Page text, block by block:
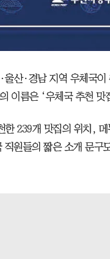
울산·경남 지역 우체국
이름은 ‘우체국 추천 맛
한 239개 맛집의 위치,
직원들의 짧은 소개 문구